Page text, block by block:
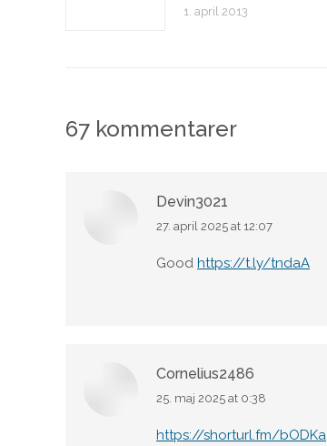
1. april 2013
67 kommentarer
Devin3021
says:
27. april 2025 at 12:07
Good https://t.ly/tndaA
Cornelius2486
says:
25. maj 2025 at 0:38
https://shorturl.fm/bODKa